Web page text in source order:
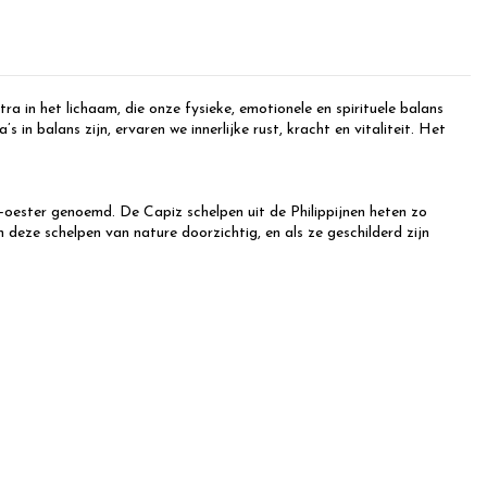
in het lichaam, die onze fysieke, emotionele en spirituele balans
in balans zijn, ervaren we innerlijke rust, kracht en vitaliteit. Het
genoemd. De Capiz schelpen uit de Philippijnen heten zo
schelpen van nature doorzichtig, en als ze geschilderd zijn